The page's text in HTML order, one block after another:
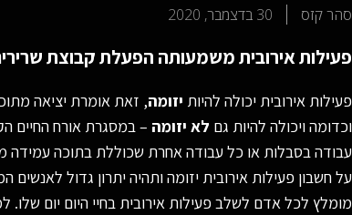
סהר קזס 30 בדצמבר, 2020
פעילות אירובית משמעותה הפעלת קבוצת
פעילות אירובית יכולה להיות יזומה, זאת אומרת יציאה
וכדומה ויכולה להיות גם לא יזומה – במסגרת אורח החיים
עבודה בסבלות או כל עבודה אחרת שכוללת בתוכה עמידה
על חשבון פעילות אירובית יזומה ותהיה יתרון גדול
מומלץ לכל אדם לשלב פעילות אירובית בחיי היום יום